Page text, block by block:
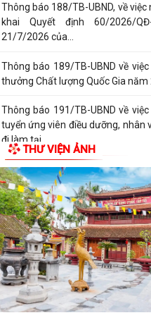
Thông báo 188/TB-UBND, về việc
khai Quyết định 60/2026/
21/7/2026 của...
Thông báo 189/TB-UBND về
thưởng Chất lượng Quốc Gia năm
Thông báo 191/TB-UBND về
tuyển ứng viên điều dưỡng, nhân
đi làm tại...
Thông báo 193/TB-UBND về việc
khai Quyết định số 2943/TB-
27/7/2026 của...
THƯ VIỆN ẢNH